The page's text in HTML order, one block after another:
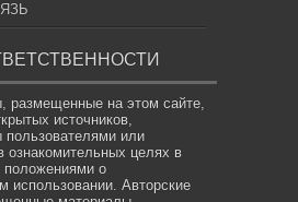
размещенные на этом сайте,
источников,
пользователями или
ознакомительных целях в
положениями о
использовании. Авторские